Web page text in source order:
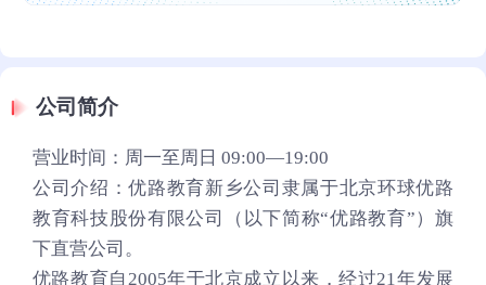
公司简介
营业时间：周一至周日 09:00—19:00
公司介绍：优路教育新乡公司隶属于北京环球优路
教育科技股份有限公司（以下简称“优路教育”）旗
下直营公司。
优路教育自2005年于北京成立以来，经过21年发展